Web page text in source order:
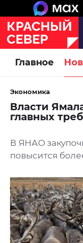
Главное
Экономика
Власти
главных
В ЯНАО
повысится